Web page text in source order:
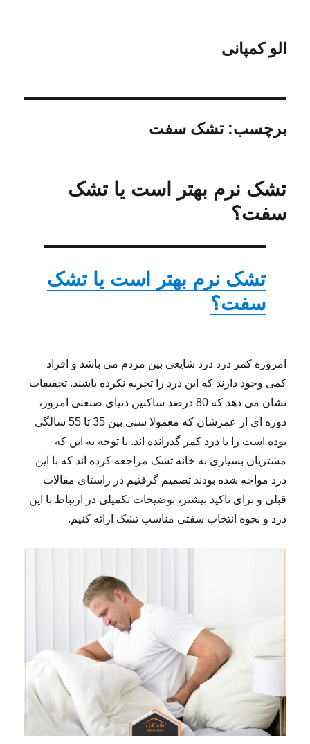
الو کمپانی
برچسب:تشک سفت
تشک نرم بهتر است یا تشک
سفت؟
تشک نرم بهتر است یا تشک
سفت؟
امروزه کمر درد درد شایعی بین مردم می باشد و افراد
کمی وجود دارند که این درد را تجربه نکرده باشند. تحقیقات
نشان می دهد که 80 درصد ساکنین دنیای صنعتی امروز،
دوره ای از عمرشان که معمولا سنی بین 35 تا 55 سالگی
بوده است را با درد کمر گذرانده اند. با توجه به این که
مشتریان بسیاری به خانه تشک مراجعه کرده اند که با این
درد مواجه شده بودند تصمیم گرفتیم در راستای مقالات
قبلی و برای تاکید بیشتر، توضیحات تکمیلی در ارتباط با این
درد و نحوه انتخاب سفتی مناسب تشک ارائه کنیم.